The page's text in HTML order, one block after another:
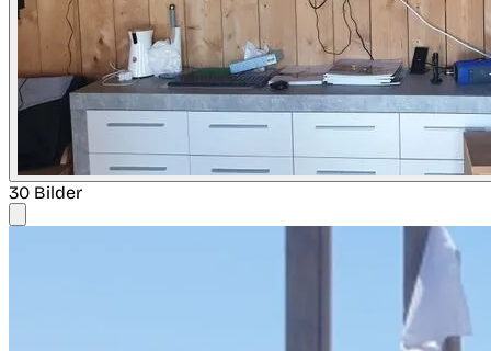
30 Bilder